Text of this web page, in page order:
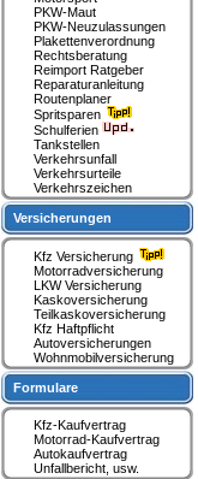
PKW-Maut
PKW-Neuzulassungen
Plakettenverordnung
Rechtsberatung
Reimport Ratgeber
Reparaturanleitung
Routenplaner
Spritsparen
Schulferien
Tankstellen
Verkehrsunfall
Verkehrsurteile
Verkehrszeichen
Versicherungen
Kfz Versicherung
Motorradversicherung
LKW Versicherung
Kaskoversicherung
Teilkaskoversicherung
Kfz Haftpflicht
Autoversicherungen
Wohnmobilversicherung
Formulare
Kfz-Kaufvertrag
Motorrad-Kaufvertrag
Autokaufvertrag
Unfallbericht, usw.